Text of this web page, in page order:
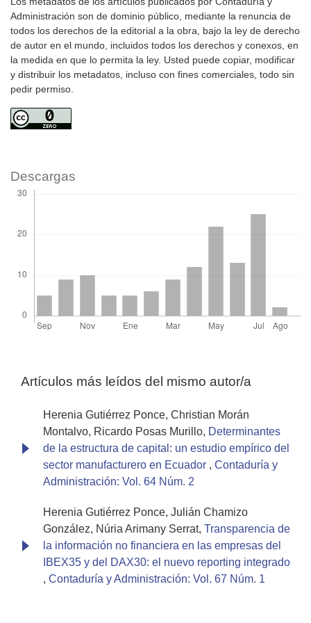
Administración son de dominio público, mediante la renuncia de
todos los derechos de la editorial a la obra, bajo la ley de derecho
de autor en el mundo, incluidos todos los derechos y conexos, en
la medida en que lo permita la ley. Usted puede copiar, modificar
y distribuir los metadatos, incluso con fines comerciales, todo sin
pedir permiso.
Descargas
Artículos más leídos del mismo autor/a
Herenia Gutiérrez Ponce, Christian Morán
Montalvo, Ricardo Posas Murillo, Determinantes
de la estructura de capital: un estudio empírico del
sector manufacturero en Ecuador , Contaduría y
Administración: Vol. 64 Núm. 2
Herenia Gutiérrez Ponce, Julián Chamizo
González, Núria Arimany Serrat, Transparencia de
la información no financiera en las empresas del
IBEX35 y del DAX30: el nuevo reporting integrado
, Contaduría y Administración: Vol. 67 Núm. 1